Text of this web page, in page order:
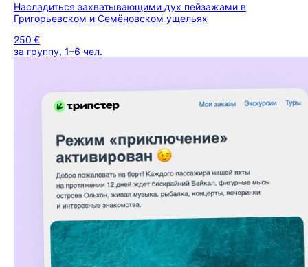
Насладиться захватывающими дух пейзажами в
Григорьевском и Семёновском ущельях
250 €
за группу, 1–6 чел.